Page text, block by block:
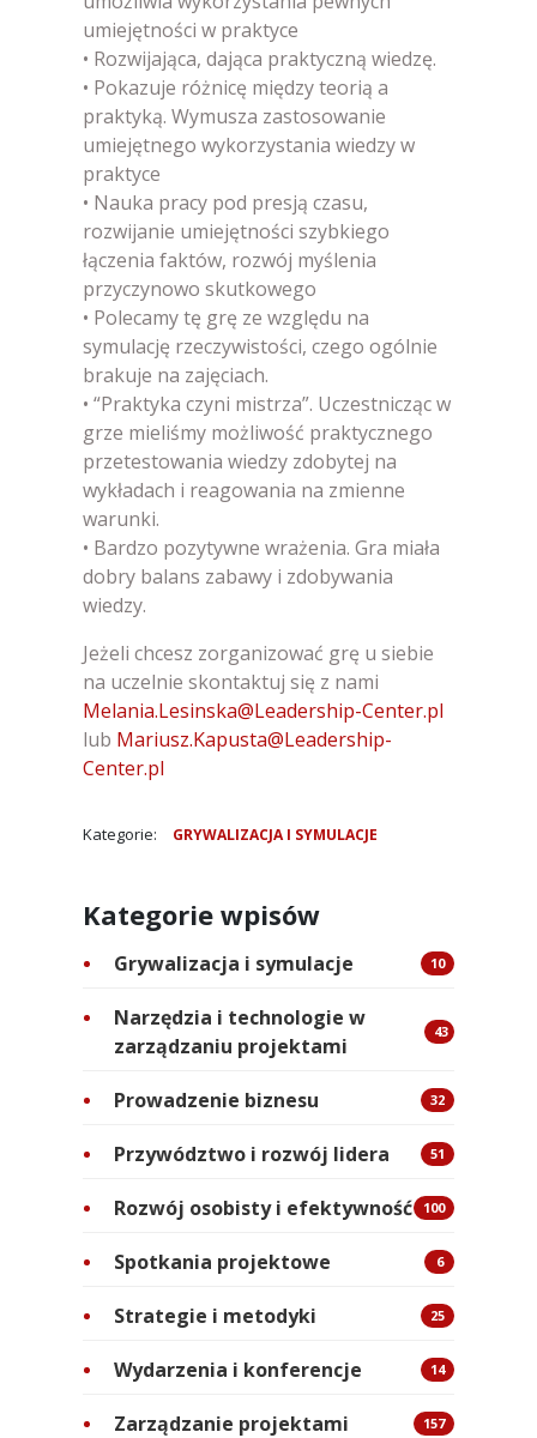
umiejętności w praktyce
• Rozwijająca, dająca praktyczną wiedzę.
• Pokazuje różnicę między teorią a
praktyką. Wymusza zastosowanie
umiejętnego wykorzystania wiedzy w
praktyce
• Nauka pracy pod presją czasu,
rozwijanie umiejętności szybkiego
łączenia faktów, rozwój myślenia
przyczynowo skutkowego
• Polecamy tę grę ze względu na
symulację rzeczywistości, czego ogólnie
brakuje na zajęciach.
• “Praktyka czyni mistrza”. Uczestnicząc w
grze mieliśmy możliwość praktycznego
przetestowania wiedzy zdobytej na
wykładach i reagowania na zmienne
warunki.
• Bardzo pozytywne wrażenia. Gra miała
dobry balans zabawy i zdobywania
wiedzy.
Jeżeli chcesz zorganizować grę u siebie
na uczelnie skontaktuj się z nami
Melania.Lesinska@Leadership-Center.pl
lub Mariusz.Kapusta@Leadership-
Center.pl
Kategorie: GRYWALIZACJA I SYMULACJE
Kategorie wpisów
Grywalizacja i symulacje 10
Narzędzia i technologie w
zarządzaniu projektami
43
Prowadzenie biznesu 32
Przywództwo i rozwój lidera 51
Rozwój osobisty i efektywność 100
Spotkania projektowe 6
Strategie i metodyki 25
Wydarzenia i konferencje 14
Zarządzanie projektami 157